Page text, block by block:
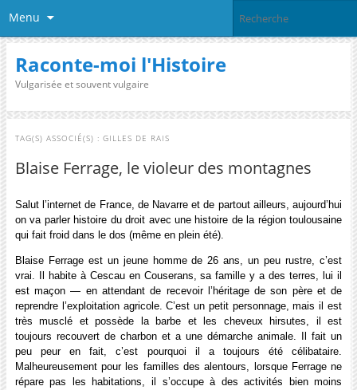
Menu
Raconte-moi l'Histoire
Vulgarisée et souvent vulgaire
TAG(S) ASSOCIÉ(S) : GILLES DE RAIS
Blaise Ferrage, le violeur des montagnes
Salut l’internet de France, de Navarre et de partout ailleurs, aujourd’hui
on va parler histoire du droit avec une histoire de la région toulousaine
qui fait froid dans le dos (même en plein été).
Blaise Ferrage est un jeune homme de 26 ans, un peu rustre, c’est
vrai. Il habite à Cescau en Couserans, sa famille y a des terres, lui il
est maçon — en attendant de recevoir l’héritage de son père et de
reprendre l’exploitation agricole. C’est un petit personnage, mais il est
très musclé et possède la barbe et les cheveux hirsutes, il est
toujours recouvert de charbon et a une démarche animale. Il fait un
peu peur en fait, c’est pourquoi il a toujours été célibataire.
Malheureusement pour les familles des alentours, lorsque Ferrage ne
répare pas les habitations, il s’occupe à des activités bien moins